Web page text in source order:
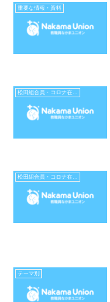
重要な情報・資料
松田組合員・コロナ在宅勤務不払い裁判
松田組合員・コロナ在宅勤務不払い裁判
テーマ別